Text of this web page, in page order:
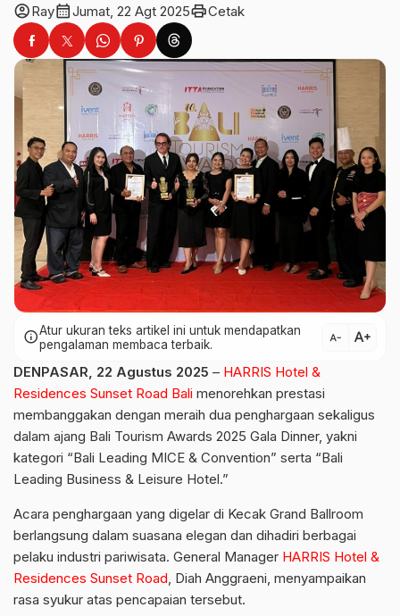
account_circleRaycalendar_monthJumat, 22 Agt 2025printCetak
infoAtur ukuran teks artikel ini untuk mendapatkan
pengalaman membaca terbaik.
text_decrease text_increase
DENPASAR, 22 Agustus 2025 – HARRIS Hotel &
Residences Sunset Road Bali menorehkan prestasi
membanggakan dengan meraih dua penghargaan sekaligus
dalam ajang Bali Tourism Awards 2025 Gala Dinner, yakni
kategori “Bali Leading MICE & Convention” serta “Bali
Leading Business & Leisure Hotel.”
Acara penghargaan yang digelar di Kecak Grand Ballroom
berlangsung dalam suasana elegan dan dihadiri berbagai
pelaku industri pariwisata. General Manager HARRIS Hotel &
Residences Sunset Road, Diah Anggraeni, menyampaikan
rasa syukur atas pencapaian tersebut.